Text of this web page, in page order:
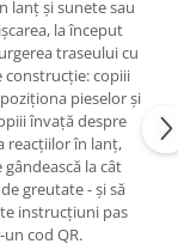
lanț și sunete sau
la început
traseului cu
construcție: copiii
pieselor și
învață despre
reacțiilor în lanț,
gândească la cât
greutate - și să
instrucțiuni pas
cod QR.